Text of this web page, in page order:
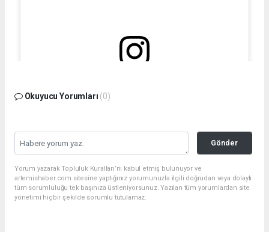
Okuyucu Yorumları (0)
Gönder
Yorum yazarak Topluluk Kuralları’nı kabul etmiş bulunuyor ve
artemishaber.com sitesine yaptığınız yorumunuzla ilgili doğrudan veya dolaylı
tüm sorumluluğu tek başınıza üstleniyorsunuz. Yazılan tüm yorumlardan site
yönetimi hiçbir şekilde sorumlu tutulamaz.